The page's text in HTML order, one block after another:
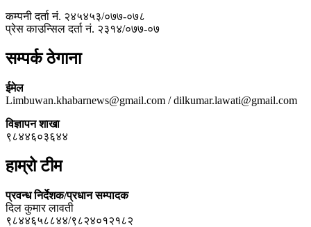
कम्पनी दर्ता नं. २४५४५३/०७७-०७८
प्रेस काउन्सिल दर्ता नं. २३१४/०७७-०७
सम्पर्क ठेगाना
ईमेल
Limbuwan.khabarnews@gmail.com / dilkumar.lawati@gmail.com
विज्ञापन शाखा
९८४४६०३६४४
हाम्रो टीम
प्रवन्ध निर्देशक/प्रधान सम्पादक
दिल कुमार लावती
९८४४६५८८४४/९८२४०१२१८२